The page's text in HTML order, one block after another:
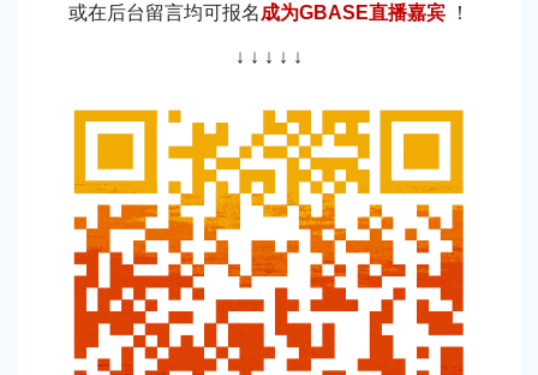
或在后台留言均可报名成为GBASE直播嘉宾 ！
↓ ↓ ↓ ↓ ↓